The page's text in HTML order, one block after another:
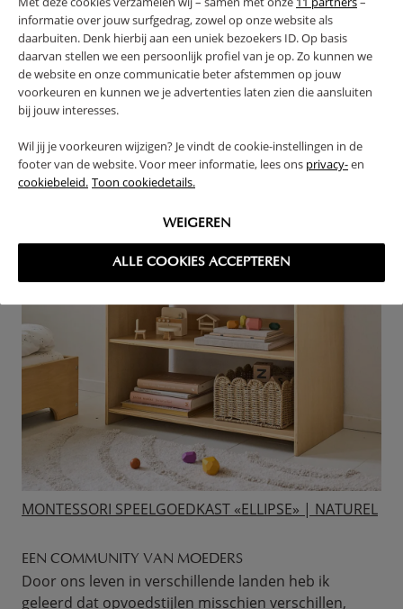
informatie over jouw surfgedrag, zowel op onze website als
daarbuiten. Denk hierbij aan een uniek bezoekers ID. Op basis
daarvan stellen we een persoonlijk profiel van je op. Zo kunnen we
de website en onze communicatie beter afstemmen op jouw
voorkeuren en kunnen we je advertenties laten zien die aansluiten
bij jouw interesses.
Wil jij je voorkeuren wijzigen? Je vindt de cookie-instellingen in de
footer van de website. Voor meer informatie, lees ons privacy-en
cookiebeleid. Toon cookiedetails.
WEIGEREN
ALLE COOKIES ACCEPTEREN
verbondenheid.
Ik geloof er sterk in dat kinderen het beste groeien
wanneer ze zich veilig voelen. En veiligheid ontstaat
vaak juist door de kleine dingen die iedere dag
terugkomen.
MONTESSORI SPEELGOEDKAST «ELLIPSE» | NATUREL
EEN COMMUNITY VAN MOEDERS
Door ons leven in verschillende landen heb ik
geleerd dat opvoedstijlen misschien verschillen,